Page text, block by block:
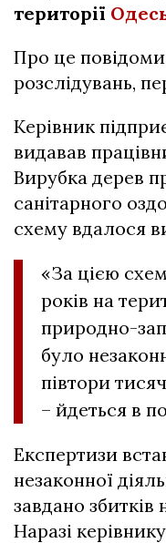
території
Про це
розслідувань,
Керівник
видавав
Вирубка дерев
санітарного
схему вдалося
«За цією
років на
природно-
було
півтори
– йдеться в
Експертизи
незаконної
завдано збитків
Наразі